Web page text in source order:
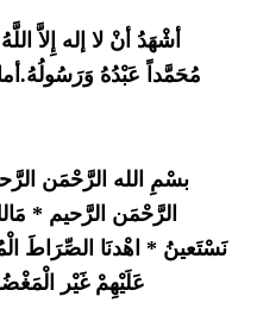
أشْهَدُ أنْ لا إله إِلاَّ
مُحَمَّداً عَبْدُهُ
بسْمِ الله الرَّحْمَن
الرَّحْمَن الرَّحيم *
نَسْتَعينُ * اهْدنَا الصِّرَاطَ
عَلَيْهِمْ غَيْر